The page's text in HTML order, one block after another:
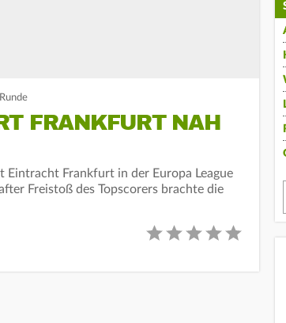
FRANKFURT NAH A
Eintracht Frankfurt in der Europa League
Freistoß des Topscorers brachte die